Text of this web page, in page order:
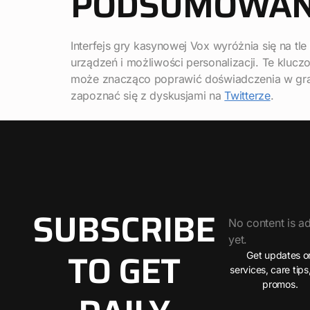
Interfejs gry kasynowej Vox wyróżnia się na
urządzeń i możliwości personalizacji. Te
może znacząco poprawić doświadczenia w
zapoznać się z dyskusjami naTwitterze.
SUBSCRIBE
TO GET
No content is
yet.
Get updates
services, care
promos.